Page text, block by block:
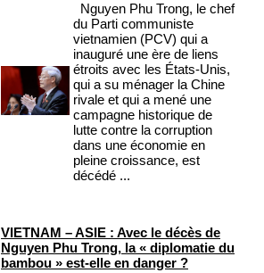
Nguyen Phu Trong, le chef
du Parti communiste
vietnamien (PCV) qui a
inauguré une ère de liens
étroits avec les États-Unis,
qui a su ménager la Chine
rivale et qui a mené une
campagne historique de
lutte contre la corruption
dans une économie en
pleine croissance, est
décédé ...
VIETNAM – ASIE : Avec le décès de
Nguyen Phu Trong, la « diplomatie du
bambou » est-elle en danger ?